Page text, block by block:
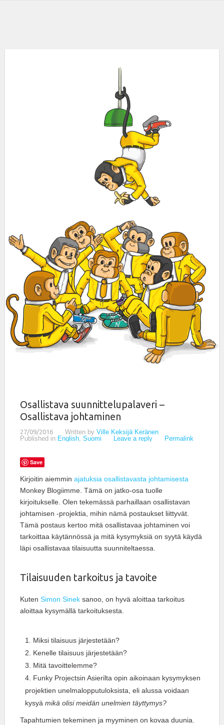
Osallistava suunnittelupalaveri –
Osallistava johtaminen
27/09/2016 Written by Ville Keksijä Keränen
Published in English, Suomi Leave a reply Permalink
Save
Kirjoitin aiemmin ajatuksia osallistavasta johtamisesta
Monkey Blogiimme. Tämä on jatko-osa tuolle
kirjoitukselle. Olen tekemässä parhaillaan osallistavan
johtamisen -projektia, mihin nämä postaukset liittyvät.
Tämä postaus kertoo mitä osallistavaa johtaminen voi
tarkoittaa käytännössä ja mitä kysymyksiä on syytä käydä
läpi osallistavaa tilaisuutta suunniteltaessa.
Tilaisuuden tarkoitus ja tavoite
Kuten Simon Sinek sanoo, on hyvä aloittaa tarkoitus
aloittaa kysymällä tarkoituksesta.
Miksi tilaisuus järjestetään?
Kenelle tilaisuus järjestetään?
Mitä tavoittelemme?
Funky Projectsin Asierilta opin aikoinaan kysymyksen
projektien unelmalopputuloksista, eli alussa voidaan
kysyä mikä olisi meidän unelmien täyttymys?
Tapahtumien tekeminen ja myyminen on kovaa duunia.